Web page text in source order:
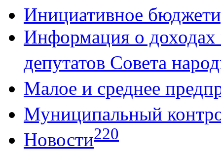
Инициативное
Информация о
депутатов Совета
Малое и среднее
Муниципальный
Новости220